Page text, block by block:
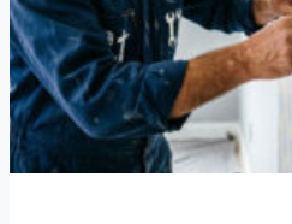
обои
для
комфортной
работы?